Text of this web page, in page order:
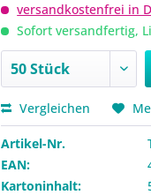
versandkostenfrei in
Sofort versandfertig,
Vergleichen
Artikel-Nr.
EAN:
Kartoninhalt: